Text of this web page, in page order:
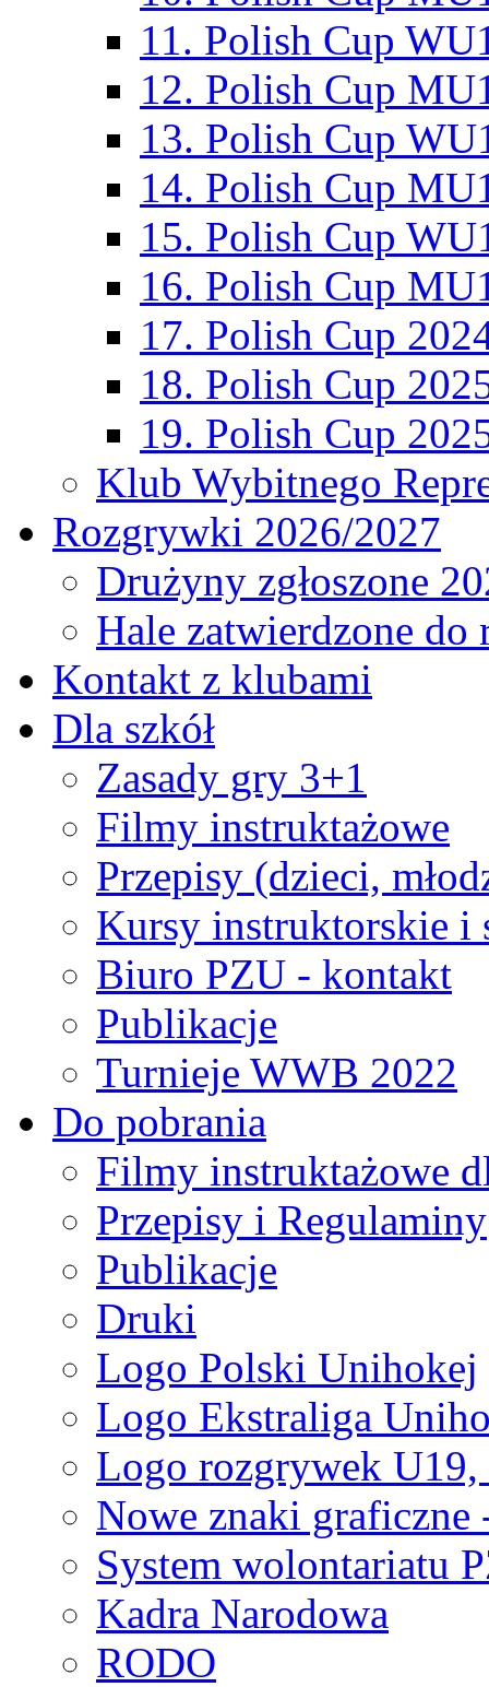
11. Polish Cup
12. Polish Cup
13. Polish Cup
14. Polish Cup
15. Polish Cup
16. Polish Cup
17. Polish Cup
18. Polish Cup
19. Polish Cup
Klub Wybitnego
Rozgrywki 2026/2027
Drużyny zgłoszone
Hale zatwierdzone
Kontakt z klubami
Dla szkół
Zasady gry 3+1
Filmy instruktażowe
Przepisy (dzieci,
Kursy instruktorskie i
Biuro PZU - kontakt
Publikacje
Turnieje WWB 2022
Do pobrania
Filmy instruktażowe
Przepisy i Regulaminy
Publikacje
Druki
Logo Polski Unihokej
Logo Ekstraliga
Logo rozgrywek
Nowe znaki graficzne
System wolontariatu
Kadra Narodowa
RODO